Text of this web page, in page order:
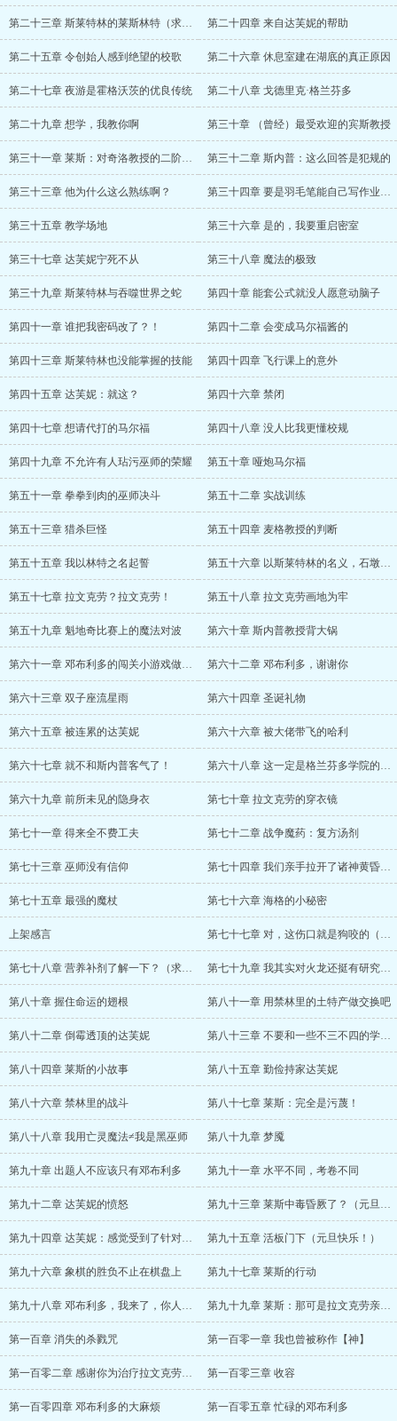
第二十三章 斯莱特林的莱斯林特（求收藏，追读） 第二十四章 来自达芙妮的帮助
第二十五章 令创始人感到绝望的校歌 第二十六章 休息室建在湖底的真正原因
第二十七章 夜游是霍格沃茨的优良传统 第二十八章 戈德里克·格兰芬多
第二十九章 想学，我教你啊 第三十章 （曾经）最受欢迎的宾斯教授
第三十一章 莱斯：对奇洛教授的二阶段颇为期待 第三十二章 斯内普：这么回答是犯规的
第三十三章 他为什么这么熟练啊？ 第三十四章 要是羽毛笔能自己写作业就好了
第三十五章 教学场地 第三十六章 是的，我要重启密室
第三十七章 达芙妮宁死不从 第三十八章 魔法的极致
第三十九章 斯莱特林与吞噬世界之蛇 第四十章 能套公式就没人愿意动脑子
第四十一章 谁把我密码改了？！ 第四十二章 会变成马尔福酱的
第四十三章 斯莱特林也没能掌握的技能 第四十四章 飞行课上的意外
第四十五章 达芙妮：就这？ 第四十六章 禁闭
第四十七章 想请代打的马尔福 第四十八章 没人比我更懂校规
第四十九章 不允许有人玷污巫师的荣耀 第五十章 哑炮马尔福
第五十一章 拳拳到肉的巫师决斗 第五十二章 实战训练
第五十三章 猎杀巨怪 第五十四章 麦格教授的判断
第五十五章 我以林特之名起誓 第五十六章 以斯莱特林的名义，石墩出动！
第五十七章 拉文克劳？拉文克劳！ 第五十八章 拉文克劳画地为牢
第五十九章 魁地奇比赛上的魔法对波 第六十章 斯内普教授背大锅
第六十一章 邓布利多的闯关小游戏做的不错 第六十二章 邓布利多，谢谢你
第六十三章 双子座流星雨 第六十四章 圣诞礼物
第六十五章 被连累的达芙妮 第六十六章 被大佬带飞的哈利
第六十七章 就不和斯内普客气了！ 第六十八章 这一定是格兰芬多学院的人干的！
第六十九章 前所未见的隐身衣 第七十章 拉文克劳的穿衣镜
第七十一章 得来全不费工夫 第七十二章 战争魔药：复方汤剂
第七十三章 巫师没有信仰 第七十四章 我们亲手拉开了诸神黄昏的序幕
第七十五章 最强的魔杖 第七十六章 海格的小秘密
上架感言 第七十七章 对，这伤口就是狗咬的（求首订！）
第七十八章 营养补剂了解一下？（求首订！） 第七十九章 我其实对火龙还挺有研究的 （圣诞快乐！）
第八十章 握住命运的翅根 第八十一章 用禁林里的土特产做交换吧
第八十二章 倒霉透顶的达芙妮 第八十三章 不要和一些不三不四的学生混在一起，格林格拉斯小姐
第八十四章 莱斯的小故事 第八十五章 勤俭持家达芙妮
第八十六章 禁林里的战斗 第八十七章 莱斯：完全是污蔑！
第八十八章 我用亡灵魔法≠我是黑巫师 第八十九章 梦魇
第九十章 出题人不应该只有邓布利多 第九十一章 水平不同，考卷不同
第九十二章 达芙妮的愤怒 第九十三章 莱斯中毒昏厥了？（元旦快乐！）
第九十四章 达芙妮：感觉受到了针对（元旦快乐！） 第九十五章 活板门下（元旦快乐！）
第九十六章 象棋的胜负不止在棋盘上 第九十七章 莱斯的行动
第九十八章 邓布利多，我来了，你人呢？！ 第九十九章 莱斯：那可是拉文克劳亲手做的水晶球！！！
第一百章 消失的杀戮咒 第一百零一章 我也曾被称作【神】
第一百零二章 感谢你为治疗拉文克劳做出的贡献 第一百零三章 收容
第一百零四章 邓布利多的大麻烦 第一百零五章 忙碌的邓布利多